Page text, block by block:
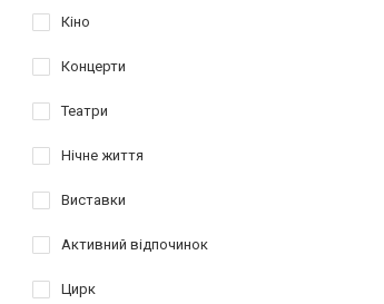
Кіно
Концерти
Театри
Нічне життя
Виставки
Активний відпочинок
Цирк